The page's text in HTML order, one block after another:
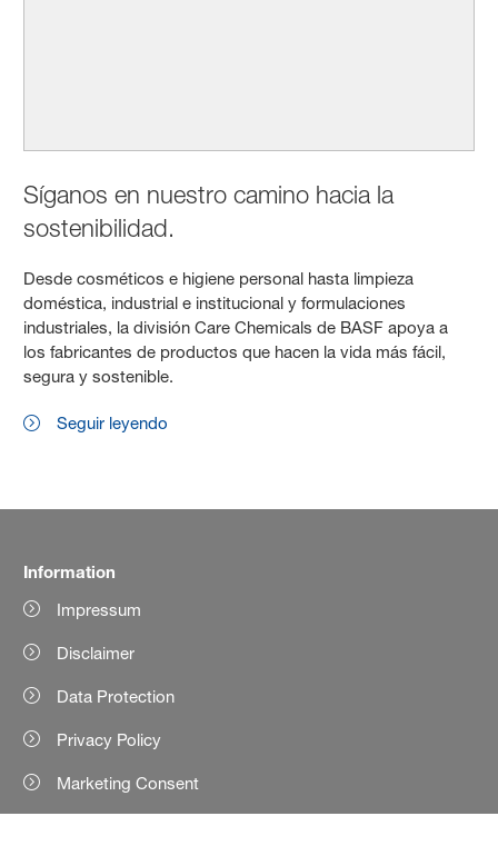
Síganos en nuestro camino hacia la
sostenibilidad.
Desde cosméticos e higiene personal hasta limpieza
doméstica, industrial e institucional y formulaciones
industriales, la división Care Chemicals de BASF apoya a
los fabricantes de productos que hacen la vida más fácil,
segura y sostenible.
Seguir leyendo
Information
Impressum
Disclaimer
Data Protection
Privacy Policy
Marketing Consent